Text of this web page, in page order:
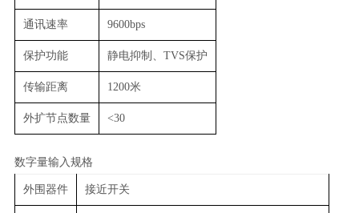
通讯速率 9600bps
保护功能 静电抑制、TVS保护
传输距离 1200米
外扩节点数量 <30
数字量输入规格
外围器件 接近开关